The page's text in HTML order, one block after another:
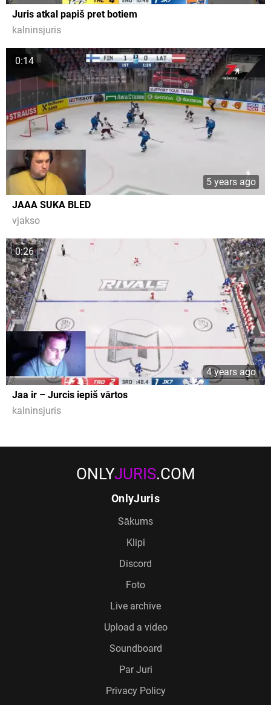
Juris atkal papiš pret botiem
kalninsjuris
0:14
5 years ago
JAAA SUKA BLED
vjakso
0:26
4 years ago
Jaa ir – Jurcis iepiš vārtos
kalninsjuris
ONLYJURIS.COM
OnlyJuris
Sākums
Klipi
Discord
Foto
Live archive
Upload a video
Soundboard
Par Juri
Privacy Policy